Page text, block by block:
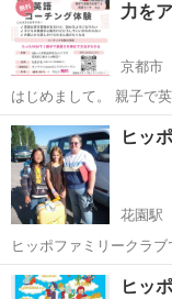
力を
京都市
はじめまして。 親子で英
もに英語を話せるよう
か？ でも実際は… ・インターナショナルスクールは高額でハードルが
高い ...
京都 京都市 そ
ヒッ
花園駅
ヒッポファミリークラ
語、モンゴル語、イタ
って、あそんで、話しています。 ０歳の赤ちゃん
京都 京都市 花
ヒッ